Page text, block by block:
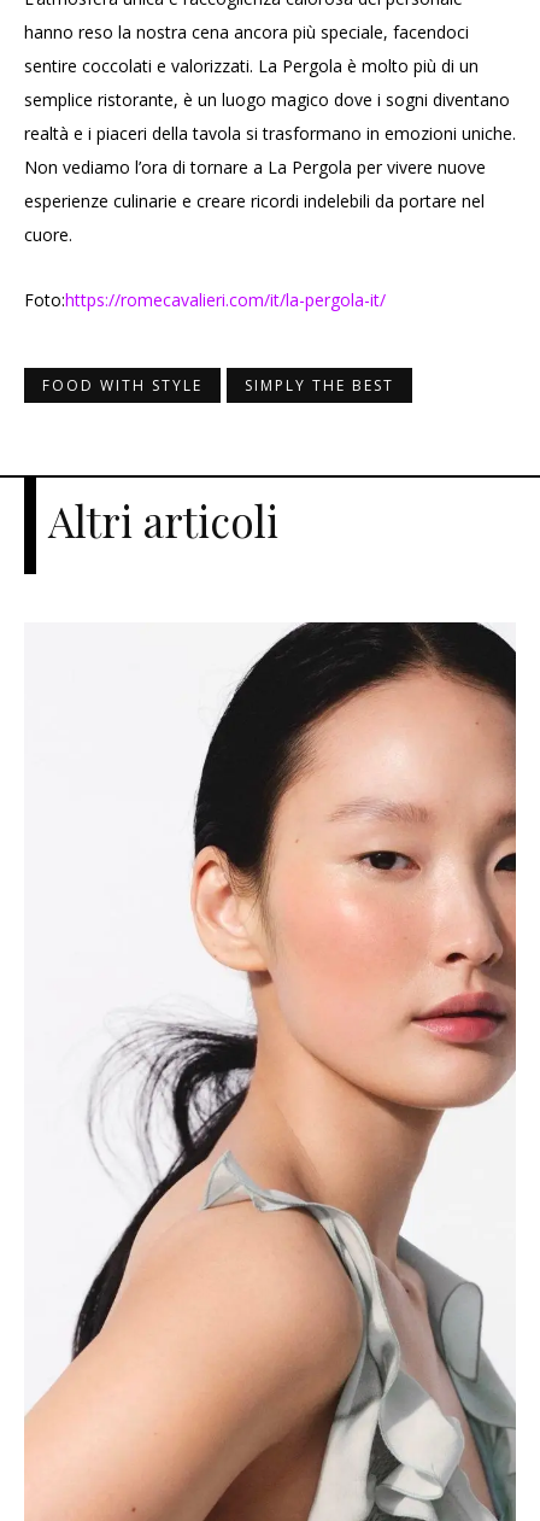
hanno reso la nostra cena ancora più speciale, facendoci
sentire coccolati e valorizzati. La Pergola è molto più di un
semplice ristorante, è un luogo magico dove i sogni diventano
realtà e i piaceri della tavola si trasformano in emozioni uniche.
Non vediamo l’ora di tornare a La Pergola per vivere nuove
esperienze culinarie e creare ricordi indelebili da portare nel
cuore.
Foto:https://romecavalieri.com/it/la-pergola-it/
FOOD WITH STYLE SIMPLY THE BEST
Altri articoli